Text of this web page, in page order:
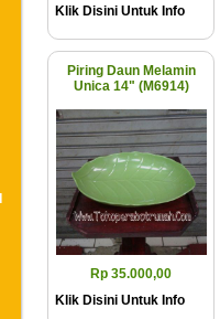
Klik Disini Untuk Info
Piring Daun Melamin
Unica 14" (M6914)
Rp 35.000,00
Klik Disini Untuk Info